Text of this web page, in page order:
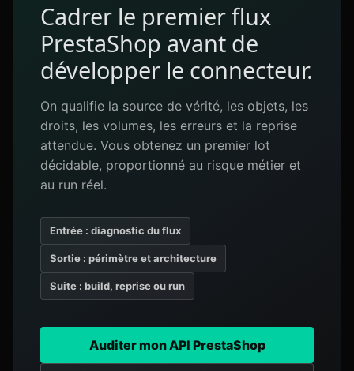
Cadrer le premier flux
PrestaShop avant de
développer le connecteur.
On qualifie la source de vérité, les objets, les
droits, les volumes, les erreurs et la reprise
attendue. Vous obtenez un premier lot
décidable, proportionné au risque métier et
au run réel.
Entrée : diagnostic du flux
Sortie : périmètre et architecture
Suite : build, reprise ou run
Auditer mon API PrestaShop